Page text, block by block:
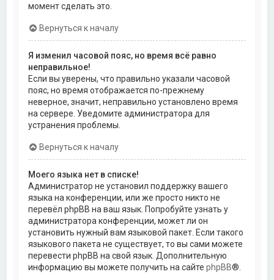
момент сделать это.
Вернуться к началу
Я изменил часовой пояс, но время всё равно
неправильное!
Если вы уверены, что правильно указали часовой
пояс, но время отображается по-прежнему
неверное, значит, неправильно установлено время
на сервере. Уведомите администратора для
устранения проблемы.
Вернуться к началу
Моего языка нет в списке!
Администратор не установил поддержку вашего
языка на конференции, или же просто никто не
перевёл phpBB на ваш язык. Попробуйте узнать у
администратора конференции, может ли он
установить нужный вам языковой пакет. Если такого
языкового пакета не существует, то вы сами можете
перевести phpBB на свой язык. Дополнительную
информацию вы можете получить на сайтеphpBB®.